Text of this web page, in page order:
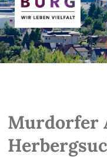
Murdorfer